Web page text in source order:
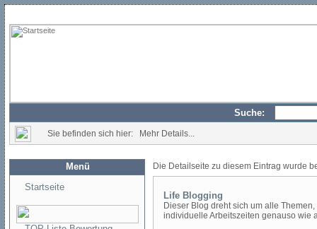
Suche:
Sie befinden sich hier: Mehr Details...
Menü
Startseite
Die Detailseite zu diesem Eintrag wurde
Life Blogging
Dieser Blog dreht sich um alle
individuelle Arbeitszeiten genauso wie